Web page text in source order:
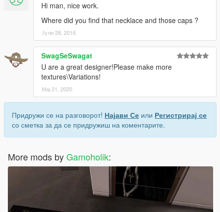
Hi man, nice work.
Where did you find that necklace and those caps ?
Јули 28, 2016
SwagSeSwagat
U are a great designer!Please make more
textures\Variations!
Мај 21, 2020
Придружи се на разговорот! Најави Се или Регистрирај се
со сметка за да се придружиш на коментарите.
More mods byGamoholik: